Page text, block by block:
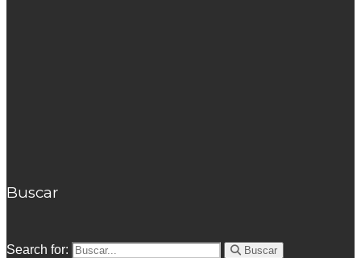
Buscar
Search for: Buscar